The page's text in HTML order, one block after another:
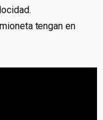
tengan en